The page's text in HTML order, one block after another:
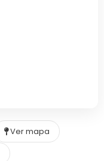
Ver mapa